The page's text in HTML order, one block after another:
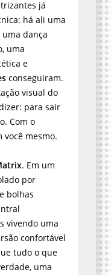
já
há ali uma
dança
uma
e
conseguiram.
visual do
para sair
Com o
você mesmo.
. Em um
por
bolhas
vivendo uma
confortável
tudo o que
uma